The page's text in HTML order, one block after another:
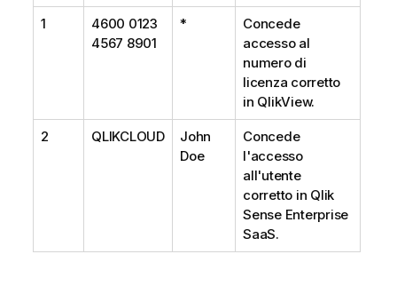
1
4600 0123
4567 8901
*
Concede
accesso al
numero di
licenza corretto
in QlikView.
2 QLIKCLOUD
John
Doe
Concede
l'accesso
all'utente
corretto in Qlik
Sense Enterprise
SaaS.